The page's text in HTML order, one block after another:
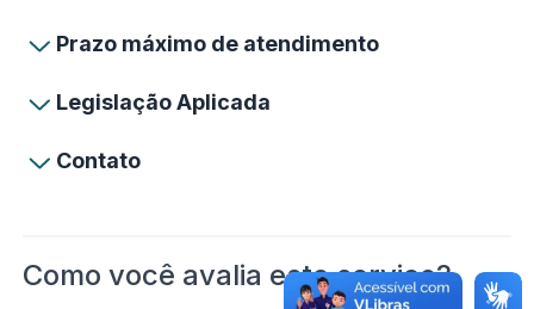
Prazo máximo de atendimento
Legislação Aplicada
Contato
Como você avalia este serviço?